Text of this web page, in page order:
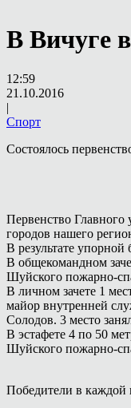
В Вичуге
12:59
21.10.2016
|
Спорт
Состоялось
Первенство
городов нашего
В результате
В общекомандном
Шуйского пожарно-
В личном зачете 1
майор внутренней
Солодов. 3 место
В эстафете 4 по 50
Шуйского пожарно-
Победители в